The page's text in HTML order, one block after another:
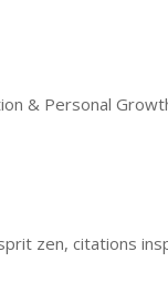
& Personal
zen, citations